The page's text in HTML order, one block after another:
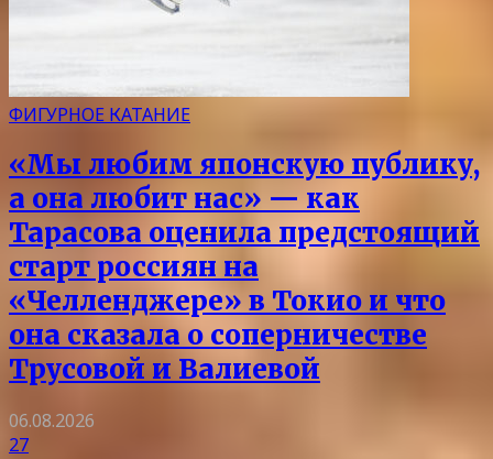
ФИГУРНОЕ КАТАНИЕ
«Мы любим японскую публику,
а она любит нас» — как
Тарасова оценила предстоящий
старт россиян на
«Челленджере» в Токио и что
она сказала о соперничестве
Трусовой и Валиевой
06.08.2026
27